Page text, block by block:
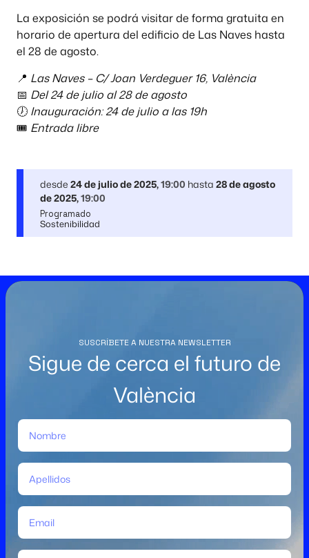
La exposición se podrá visitar de forma gratuita en
horario de apertura del edificio de Las Naves hasta
el 28 de agosto.
📍 Las Naves – C/ Joan Verdeguer 16, València
📅 Del 24 de julio al 28 de agosto
🕖 Inauguración: 24 de julio a las 19h
🎟️ Entrada libre
desde 24 de julio de 2025,19:00 hasta 28 de agosto
de 2025,19:00
Programado
Sostenibilidad
SUSCRÍBETE A NUESTRA NEWSLETTER
Sigue de cerca el futuro de
València